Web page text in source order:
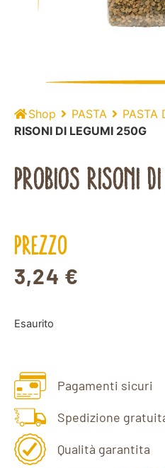
Shop PASTA PASTA
RISONI DI LEGUMI 250G
PROBIOS RISONI
PREZZO
3,24 €
Esaurito
Pagamenti sicuri
Spedizione
Qualità garantita